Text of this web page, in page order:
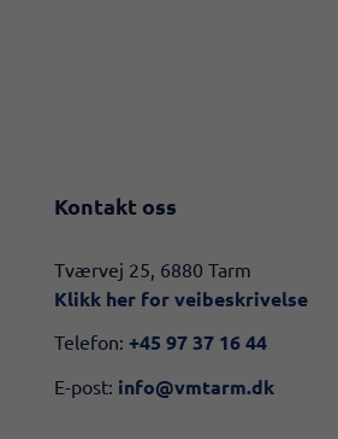
Kontakt oss
​​Tværvej 25, 6880 Tarm
Klikk her for veibeskrivelse​
Telefon: +45 97 37 16 44
E-post: info@vmtarm.dk